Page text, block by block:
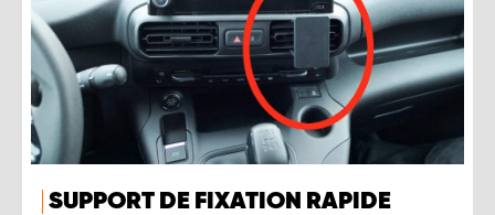
SUPPORT DE FIXATION RAPIDE